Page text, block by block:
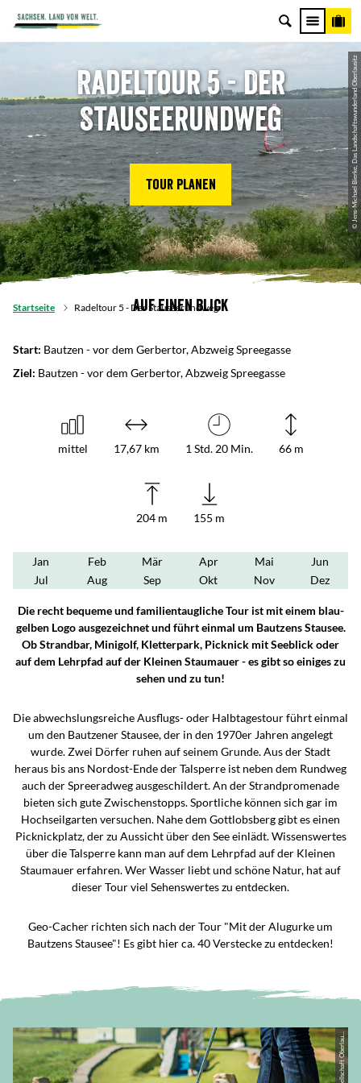
© Jens-Michael Bierke, Das Landschaftswunderland Oberlausitz
Radeltour 5 - Der
Stauseerundweg
Tour planen
Startseite Radeltour 5 - Der Stauseerundweg
Auf einen Blick
Start: Bautzen - vor dem Gerbertor, Abzweig Spreegasse
Ziel: Bautzen - vor dem Gerbertor, Abzweig Spreegasse
mittel 17,67 km 1 Std. 20 Min. 66 m
204 m 155 m
Jan Feb Mär Apr Mai
Jun
Jul
Aug Sep Okt Nov Dez
Die recht bequeme und familientaugliche Tour ist mit einem blau-
gelben Logo ausgezeichnet und führt einmal um Bautzens Stausee.
Ob Strandbar, Minigolf, Kletterpark, Picknick mit Seeblick oder
auf dem Lehrpfad auf der Kleinen Staumauer - es gibt so einiges zu
sehen und zu tun!
Die abwechslungsreiche Ausflugs- oder Halbtagestour führt einmal
um den Bautzener Stausee, der in den 1970er Jahren angelegt
wurde. Zwei Dörfer ruhen auf seinem Grunde. Aus der Stadt
heraus bis ans Nordost-Ende der Talsperre ist neben dem Rundweg
auch der Spreeradweg ausgeschildert. An der Strandpromenade
bieten sich gute Zwischenstopps. Sportliche können sich gar im
Hochseilgarten versuchen. Nahe dem Gottlobsberg gibt es einen
Picknickplatz, der zu Aussicht über den See einlädt. Wissenswertes
über die Talsperre kann man auf dem Lehrpfad auf der Kleinen
Staumauer erfahren. Wer Wasser liebt und schöne Natur, hat auf
dieser Tour viel Sehenswertes zu entdecken.
Geo-Cacher richten sich nach der Tour "Mit der Alugurke um
Bautzens Stausee"! Es gibt hier ca. 40 Verstecke zu entdecken!
©
C
C
-
B
Y
-
S
A
|
M
a
r
k
e
ti
n
g
-
G
e
s
ell
s
c
h
a
f
t
O
b
e
rl
a
si
t
z
-
Ni
e
d
e
r
s
c
hl
e
si
e
n
m
b
H,
D
a
s
L
a
n
d
s
c
h
a
f
t
s
w
u
n
d
e
rl
a
n
d
O
b
e
rl
a
u
si
t
z